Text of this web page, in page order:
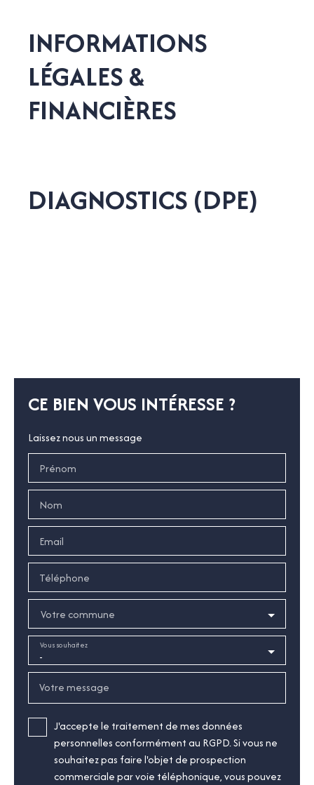
INFORMATIONS
LÉGALES &
FINANCIÈRES
DIAGNOSTICS (DPE)
CE BIEN VOUS INTÉRESSE ?
Laissez nous un message
Prénom
Nom
Email
Téléphone
Votre commune
-
Vous souhaitez
Votre message
J'accepte le traitement de mes données
personnelles conformément au RGPD. Si vous ne
souhaitez pas faire l'objet de prospection
commerciale par voie téléphonique, vous pouvez